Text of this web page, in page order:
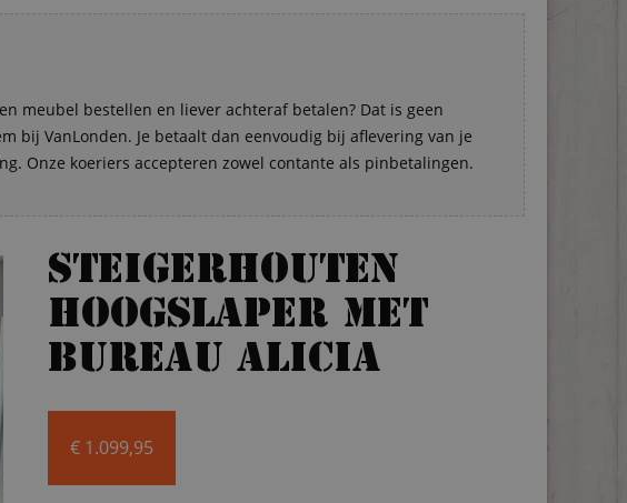
meubel bestellen en liever achteraf betalen? Dat is geen
bij VanLonden. Je betaalt dan eenvoudig bij aflevering van je
Onze koeriers accepteren zowel contante als pinbetalingen.
Steigerhouten
hoogslaper met
bureau Alicia
€ 1.099,95